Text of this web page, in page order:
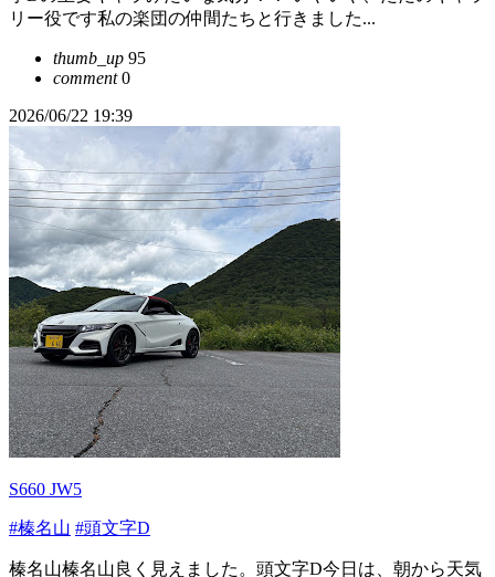
リー役です私の楽団の仲間たちと行きました...
thumb_up 95
comment0
2026/06/22 19:39
S660 JW5
#榛名山 #頭文字D
榛名山榛名山良く見えました。頭文字D今日は、朝から天気